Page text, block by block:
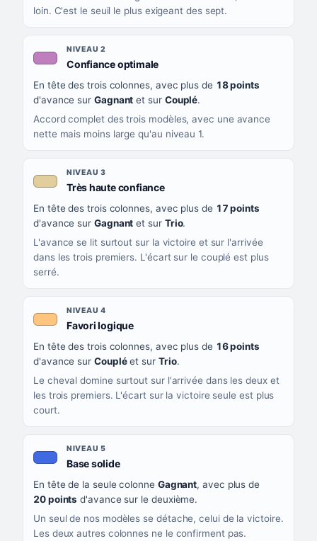
loin. C'est le seuil le plus exigeant des sept.
NIVEAU 2
Confiance optimale, couleur mauve
En tête des trois colonnes, avec plus de 18 points
d'avance sur Gagnant et sur Couplé.
Accord complet des trois modèles, avec une avance
nette mais moins large qu'au niveau 1.
NIVEAU 3
Très haute confiance, couleur beige
En tête des trois colonnes, avec plus de 17 points
d'avance sur Gagnant et sur Trio.
L'avance se lit surtout sur la victoire et sur l'arrivée
dans les trois premiers. L'écart sur le couplé est plus
serré.
NIVEAU 4
Favori logique, couleur orange clair
En tête des trois colonnes, avec plus de 16 points
d'avance sur Coupléet sur Trio.
Le cheval domine surtout sur l'arrivée dans les deux et
les trois premiers. L'écart sur la victoire seule est plus
court.
NIVEAU 5
Base solide, couleur bleu roi
En tête de la seule colonne Gagnant, avec plus de
20 points d'avance sur le deuxième.
Un seul de nos modèles se détache, celui de la victoire.
Les deux autres colonnes ne le confirment pas.